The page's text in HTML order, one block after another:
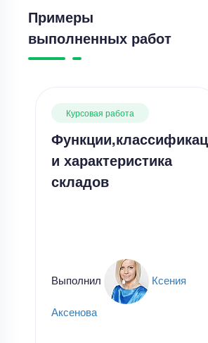
Примеры
выполненных работ
Курсовая работа
и характеристика
складов
Выполнил Ксения
Аксенова